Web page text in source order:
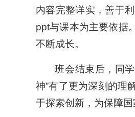
内容完整详实，善于
ppt与课本为主要依据
不断成长。
班会结束后，同
神”有了更为深刻的理
于探索创新，为保障